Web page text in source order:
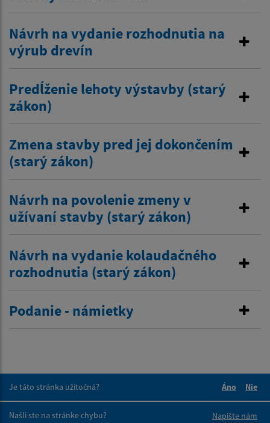
Návrh na vydanie rozhodnutia na
výrub drevín
Predĺženie lehoty výstavby (starý
zákon)
Zmena stavby pred jej dokončením
(starý zákon)
Návrh na povolenie zmeny v
užívaní stavby (starý zákon)
Návrh na vydanie kolaudačného
rozhodnutia (starý zákon)
Podanie - námietky
Je táto stránka užitočná?
Áno
Nie
Našli ste na stránke chybu?
Napíšte nám